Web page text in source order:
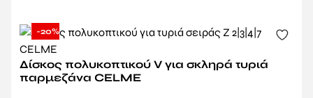
-20%
Δίσκος πολυκοπτικού V για σκληρά τυριά
παρμεζάνα CELME